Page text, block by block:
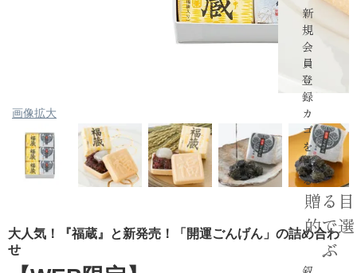
新
規
会
員
登
録
カ
ゴ
を
見
る
贈る目
的で選
ぶ
画像拡大
大人気！『福蔵』と新発売！「開運ごんげん」の詰め合わ
せ